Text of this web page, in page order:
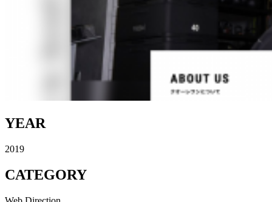
YEAR
2019
CATEGORY